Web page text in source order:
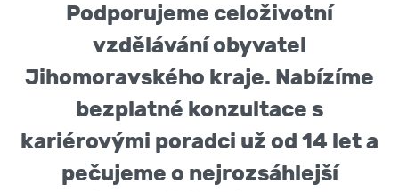
Podporujeme celoživotní
vzdělávání obyvatel
Jihomoravského kraje. Nabízíme
bezplatné konzultace s
kariérovými poradci už od 14 let a
pečujeme o nejrozsáhlejší